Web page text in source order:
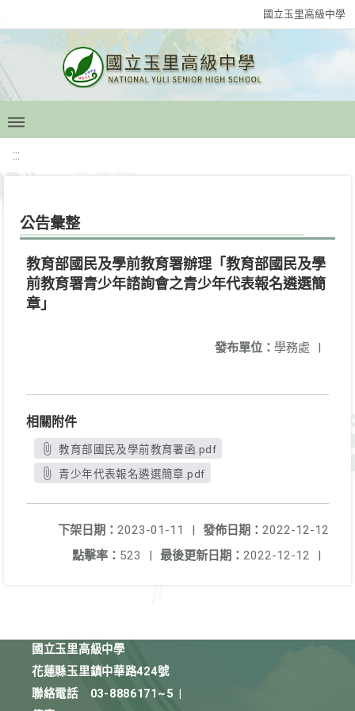
國立玉里高級中學
:::
公告彙整
教育部國民及學前教育署辦理「教育部國民及學
前教育署青少年諮詢會之青少年代表報名遴選簡
章」
發布單位： 學務處 |
相關附件
教育部國民及學前教育署函.pdf
青少年代表報名遴選簡章.pdf
發佈日期： 2022-12-12
下架日期： 2023-01-11
|
最後更新日期： 2022-12-12 |
點擊率： 523 |
國立玉里高級中學
花蓮縣玉里鎮中華路424號
聯絡電話
03-8886171~5